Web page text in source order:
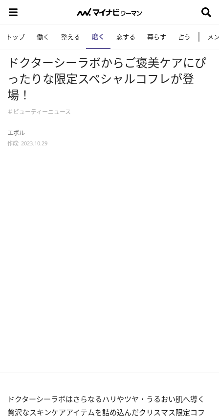
トップ 働く 整える 磨く 恋する 暮らす 占う メ
ドクターシーラボからご褒美ケアにぴ
ったりな限定スペシャルコフレが登
場！
＃ビューティーニュース
エボル
作成: 2023.10.29
ドクターシーラボはさらなるハリやツヤ・うるおい肌へ導く
贅沢なスキンケアアイテムを詰め込んだクリスマス限定コフ